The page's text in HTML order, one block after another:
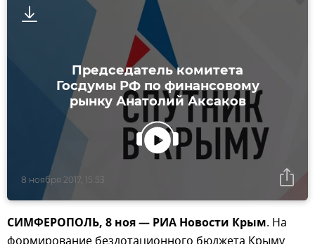
Председатель комитета
Госдумы РФ по финансовому
рынку Анатолий Аксаков
8 ноября 2017, 15:53
СИМФЕРОПОЛЬ, 8 ноя — РИА Новости Крым. На